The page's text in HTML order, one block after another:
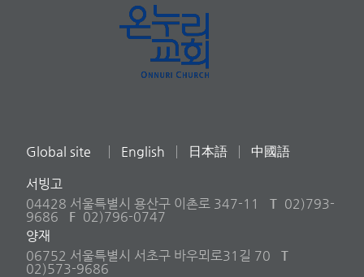
Global site English 日本語 中國語
서빙고
04428 서울특별시 용산구 이촌로 347-11
T 02)793-
9686
F 02)796-0747
양재
06752 서울특별시 서초구 바우뫼로31길 70
T
02)573-9686